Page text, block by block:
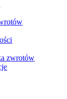
zwrotów